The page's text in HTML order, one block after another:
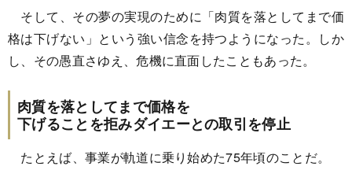
そして、その夢の実現のために「肉質を落としてまで価
格は下げない」という強い信念を持つようになった。しか
し、その愚直さゆえ、危機に直面したこともあった。
肉質を落としてまで価格を
下げることを拒みダイエーとの取引を停止
たとえば、事業が軌道に乗り始めた75年頃のことだ。